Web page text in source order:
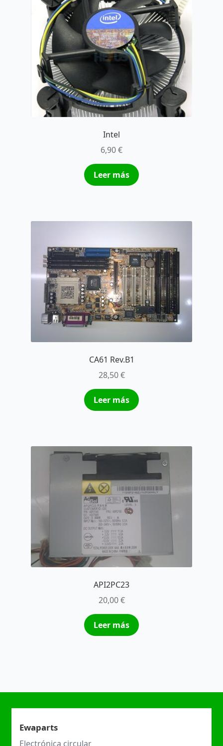
Intel
6,90€
Leer más
CA61 Rev.B1
28,50€
Leer más
API2PC23
20,00€
Leer más
Ewaparts
Electrónica circular